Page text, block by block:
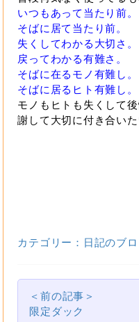
いつもあって当たり前。
そばに居て当たり前。
失くしてわかる大切さ。
戻ってわかる有難さ。
そばに在るモノ有難し。
そばに居るヒト有難し。
モノもヒトも失くして
謝して大切に付き合い
カテゴリー：日記のブ
＜前の記事＞
限定ダック